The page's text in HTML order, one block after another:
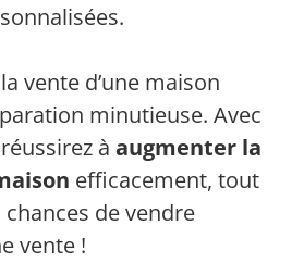
vente d’une maison
minutieuse. Avec
à augmenter la
efficacement, tout
de vendre
vente !